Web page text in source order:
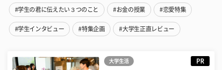
#学生の君に伝えたい３つのこと #お金の授業 #恋愛特集
#学生インタビュー #特集企画 #大学生正直レビュー
大学生活 PR